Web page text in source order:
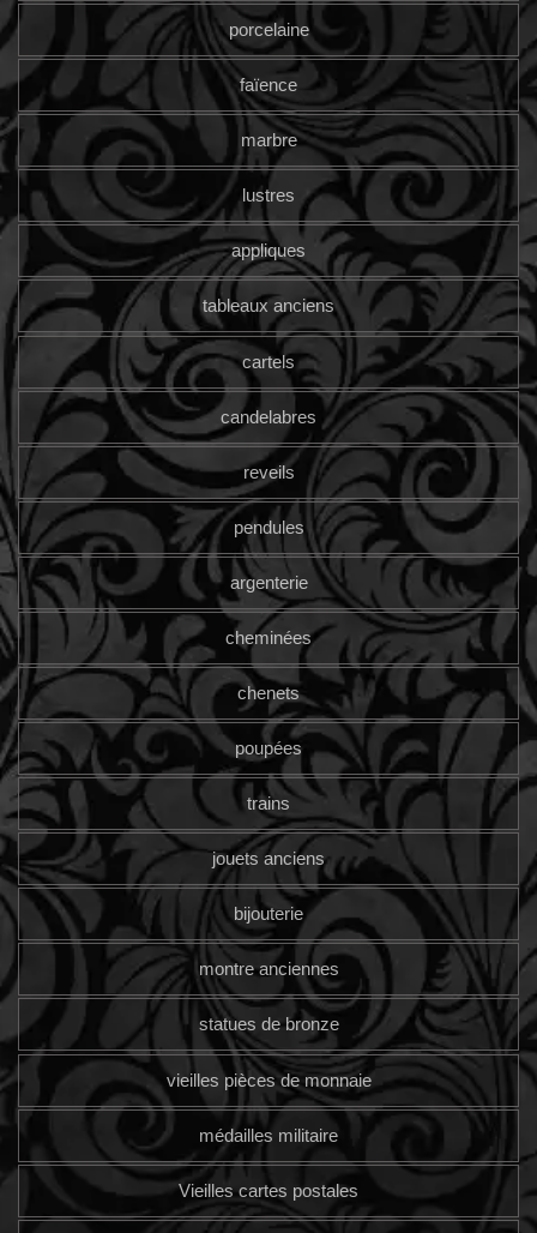
porcelaine
faïence
marbre
lustres
appliques
tableaux anciens
cartels
candelabres
reveils
pendules
argenterie
cheminées
chenets
poupées
trains
jouets anciens
bijouterie
montre anciennes
statues de bronze
vieilles pièces de monnaie
médailles militaire
Vieilles cartes postales